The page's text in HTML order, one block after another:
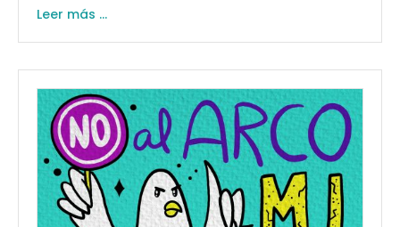
Leer más ...